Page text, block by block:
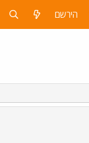
הירשם